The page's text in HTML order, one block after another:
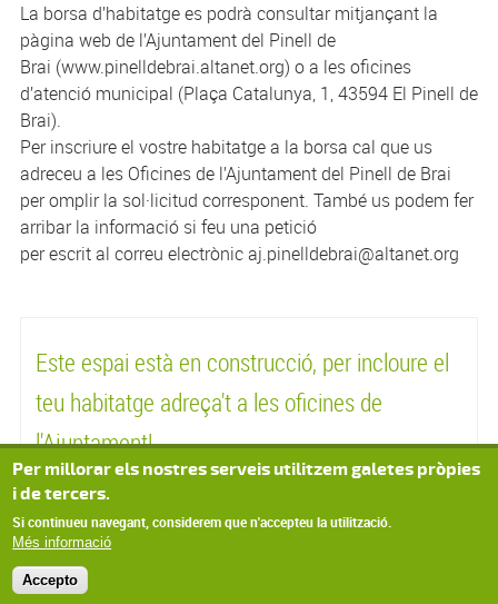
La borsa d’habitatge es podrà consultar mitjançant la
pàgina web de l’Ajuntament del Pinell de
Brai (www.pinelldebrai.altanet.org) o a les oficines
d’atenció municipal (Plaça Catalunya, 1, 43594 El Pinell de
Brai).
Per inscriure el vostre habitatge a la borsa cal que us
adreceu a les Oficines de l’Ajuntament del Pinell de Brai
per omplir la sol·licitud corresponent. També us podem fer
arribar la informació si feu una petició
per escrit al correu electrònic aj.pinelldebrai@altanet.org
Este espai està en construcció, per incloure el
teu habitatge adreça't a les oficines de
l'Ajuntament!
Adreça: Metres quadrats: Descripció: Habitacions: Lavabos:
Garatge:
Per millorar els nostres serveis utilitzem galetes pròpies
i de tercers.
Si continueu navegant, considerem que n'accepteu la utilització.
Més informació
Accepto